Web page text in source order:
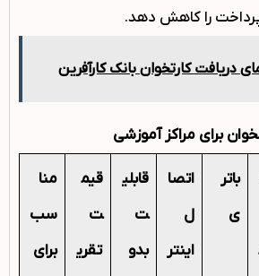
پرداخت را کاهش دهد.
دریافت کارتخوان بانک کارآفرین
برای مراکز آموزشی
باتر
ی
اتصا
ل
اینتر
قابلی
ت
بدو
قیم
ت
تقری
منا
سب
برای